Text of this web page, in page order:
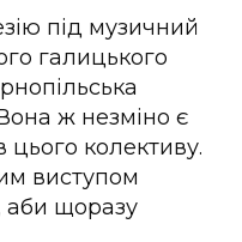
під музичний
галицького
ж незміно є
цього колективу.
виступом
аби щоразу